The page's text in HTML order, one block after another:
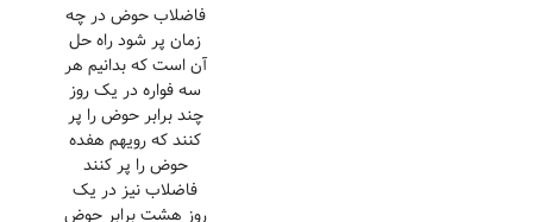
فاضلاب حوض در چه
زمان پر شود راه حل
آن است که بدانیم هر
سه فواره در یک روز
چند برابر حوض را پر
کنند که رویهم هفده
حوض را پر کنند
فاضلاب نیز در یک
روز هشت برابر حوض